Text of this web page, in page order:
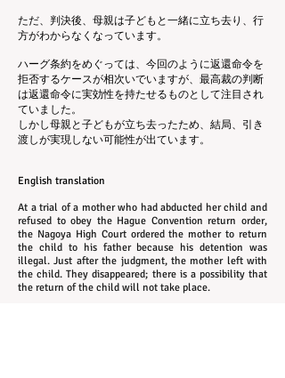
ただ、判決後、母親は子どもと一緒に立ち去り、行
方がわからなくなっています。
ハーグ条約をめぐっては、今回のように返還命令を
拒否するケースが相次いでいますが、最高裁の判断
は返還命令に実効性を持たせるものとして注目され
ていました。
しかし母親と子どもが立ち去ったため、結局、引き
渡しが実現しない可能性が出ています。
English translation
At a trial of a mother who had abducted her child and
refused to obey the Hague Convention return order,
the Nagoya High Court ordered the mother to return
the child to his father because his detention was
illegal. Just after the judgment, the mother left with
the child. They disappeared; there is a possibility that
the return of the child will not take place.